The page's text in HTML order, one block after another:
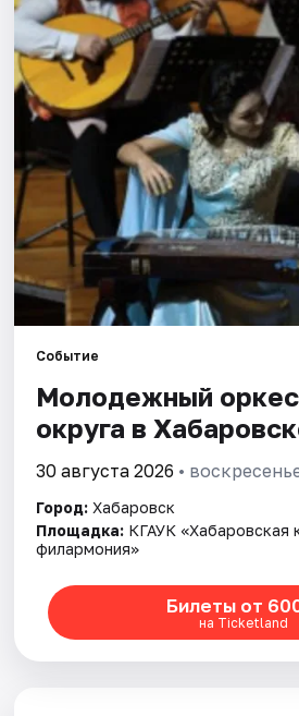
Спорт
События
Города
Площадки
Артисты
Рейтинги
Событие
Молодежный
округа в
30 августа 2026 •
Город: Хабаровск
Площадка: КГАУК «Хабаровская
филармония»
Билеты от
на Ticketland